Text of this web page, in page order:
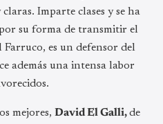
Imparte clases y se ha
su forma de transmitir el
es un defensor del
además una intensa labor
mejores, David El Galli,de